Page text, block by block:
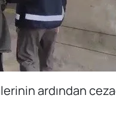
ardından